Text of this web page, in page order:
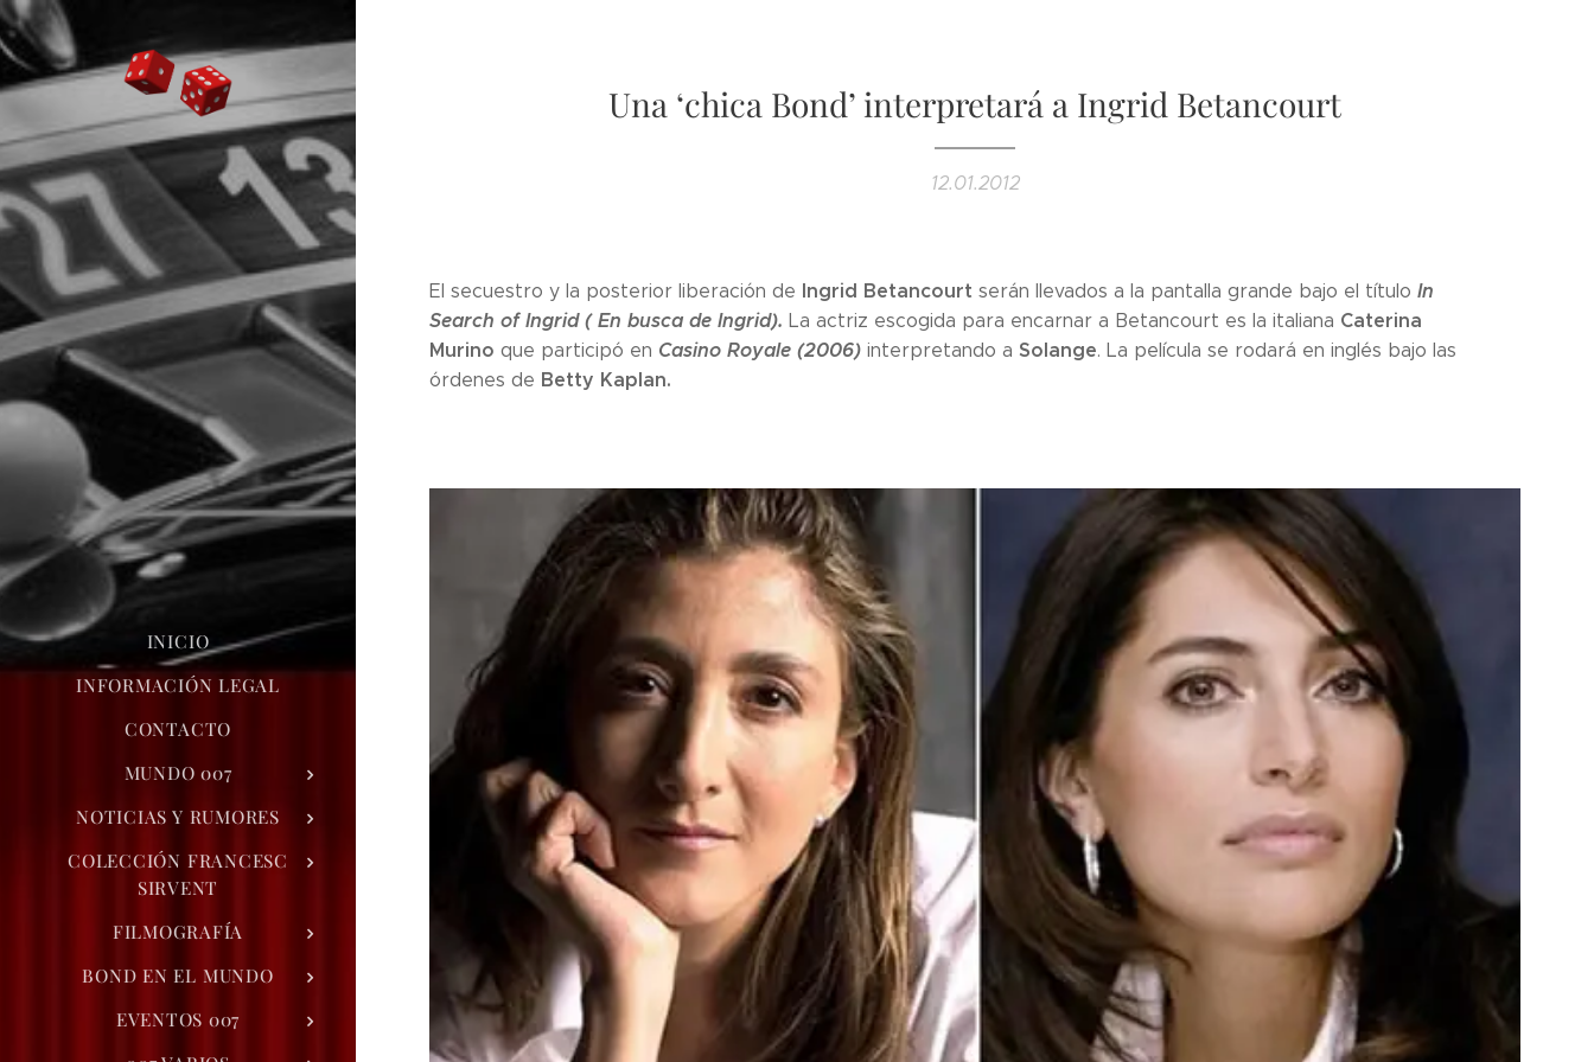
INICIO
INFORMACIÓN LEGAL
CONTACTO
MUNDO 007
NOTICIAS Y RUMORES
COLECCIÓN FRANCESC
SIRVENT
FILMOGRAFÍA
BOND EN EL MUNDO
EVENTOS 007
Una ‘chica Bond’ interpretará a Ingrid Betancourt
12.01.2012
El secuestro y la posterior liberación de Ingrid Betancourt serán llevados a la pantalla grande bajo el título In
Search of Ingrid ( En busca de Ingrid). La actriz escogida para encarnar a Betancourt es la italiana Caterina
Murino que participó en Casino Royale (2006) interpretando a Solange. La película se rodará en inglés bajo las
órdenes de Betty Kaplan.